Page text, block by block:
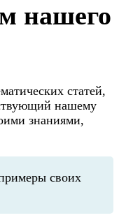
нашего
статей,
нашему
знаниями,
своих